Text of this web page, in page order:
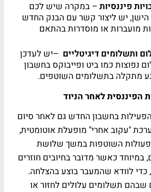
פיננסיות – במקרה שיש לכם
הישן, יש ליצור קשר עם הבנק החדש
מועברות או מוסדרות בהתאם
ותשלומים דיגיטליים –יש לעדכן
נפוצות כמו ביט ופייבוקס בחשבון
מתקלה בתשלומים השוטפים.
הפיננסית לאחר הניוד
בחשבון החדש גם לאחר סיום
"עקוב אחרי" מופעלת אוטומטית,
השוטפות במשך שלושת
במיוחד כאשר מדובר בחיובים חוזרים
כדי לוודא שהמעבר בוצע בהצלחה.
תשלומים עלולים לחזור או